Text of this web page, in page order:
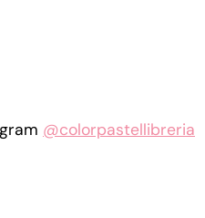
@colorpastellibreria